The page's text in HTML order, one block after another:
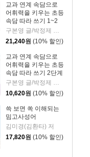
교과 연계 속담으로
어휘력을 키우는 초등
속담 따라 쓰기 1~2
단계 세트
21,240원 (10% 할인)
교과 연계 속담으로
어휘력을 키우는 초등
속담 따라 쓰기 2단계
10,620원 (10% 할인)
쓱 보면 쏙 이해되는
밈고사성어
김미경(김환타) 저
17,820원 (10% 할인)